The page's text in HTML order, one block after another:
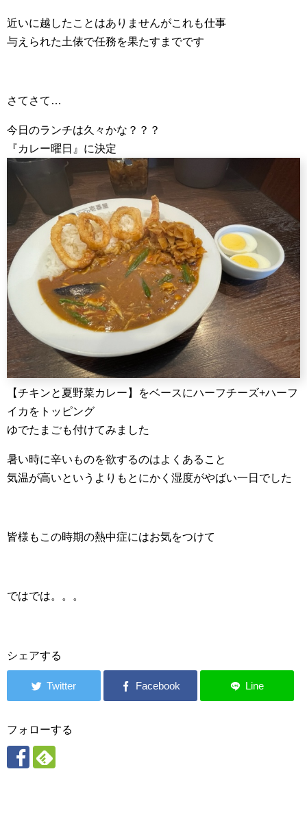
近いに越したことはありませんがこれも仕事
与えられた土俵で任務を果たすまでです
さてさて…
今日のランチは久々かな？？？
『カレー曜日』に決定
【チキンと夏野菜カレー】をベースにハーフチーズ+ハーフ
イカをトッピング
ゆでたまごも付けてみました
暑い時に辛いものを欲するのはよくあること
気温が高いというよりもとにかく湿度がやばい一日でした
皆様もこの時期の熱中症にはお気をつけて
ではでは。。。
シェアする
フォローする